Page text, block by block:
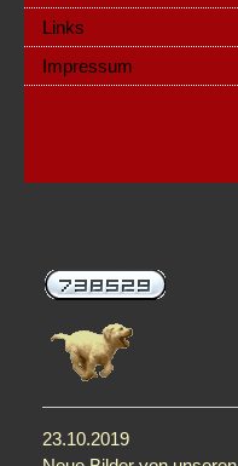
Links
Impressum
23.10.2019